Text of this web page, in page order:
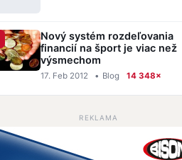
Nový systém rozdeľovania
financií na šport je viac než
výsmechom
17. Feb 2012 • Blog 14 348×
REKLAMA